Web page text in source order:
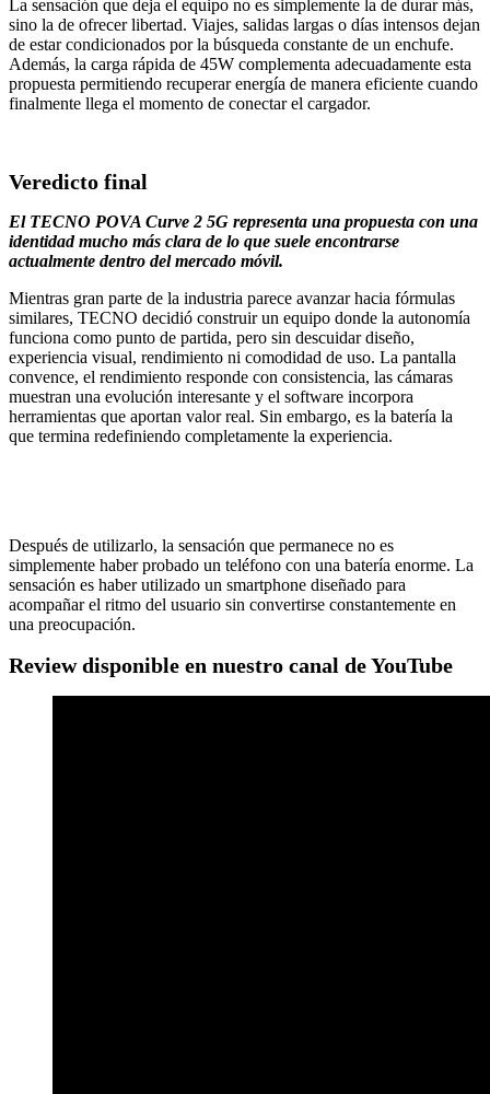
La sensación que deja el equipo no es simplemente la de durar más,
sino la de ofrecer libertad. Viajes, salidas largas o días intensos dejan
de estar condicionados por la búsqueda constante de un enchufe.
Además, la carga rápida de 45W complementa adecuadamente esta
propuesta permitiendo recuperar energía de manera eficiente cuando
finalmente llega el momento de conectar el cargador.
Veredicto final
El TECNO POVA Curve 2 5G representa una propuesta con una
identidad mucho más clara de lo que suele encontrarse
actualmente dentro del mercado móvil.
Mientras gran parte de la industria parece avanzar hacia fórmulas
similares, TECNO decidió construir un equipo donde la autonomía
funciona como punto de partida, pero sin descuidar diseño,
experiencia visual, rendimiento ni comodidad de uso. La pantalla
convence, el rendimiento responde con consistencia, las cámaras
muestran una evolución interesante y el software incorpora
herramientas que aportan valor real. Sin embargo, es la batería la
que termina redefiniendo completamente la experiencia.
Después de utilizarlo, la sensación que permanece no es
simplemente haber probado un teléfono con una batería enorme. La
sensación es haber utilizado un smartphone diseñado para
acompañar el ritmo del usuario sin convertirse constantemente en
una preocupación.
Review disponible en nuestro canal de YouTube